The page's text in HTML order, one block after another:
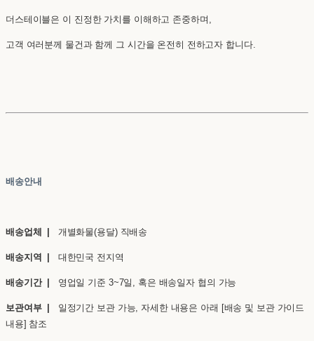
더스테이블은 이 진정한 가치를 이해하고 존중하며,
고객 여러분께 물건과 함께 그 시간을 온전히 전하고자 합니다.
배송안내
배송업체 | 개별화물(용달) 직배송
배송지역 | 대한민국 전지역
배송기간 | 영업일 기준 3~7일, 혹은 배송일자 협의 가능
보관여부 | 일정기간 보관 가능, 자세한 내용은 아래 [배송 및 보관 가이드
내용] 참조